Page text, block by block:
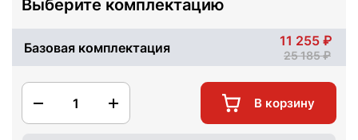
Выберите комплектацию
Базовая комплектация 11 255
25 185
1 В корзину